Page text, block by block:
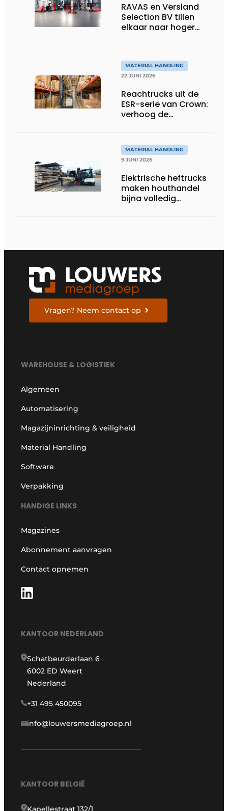
RAVAS en Versland
Selection BV tillen
elkaar naar hoger
heftruckvorken
MATERIAL HANDLING
22 JUNI 2026
Reachtrucks uit de
ESR-serie van Crown:
verhoog de
MATERIAL HANDLING
9 JUNI 2026
Elektrische heftrucks
maken houthandel
bijna volledig
Vragen? Neem contact op
WAREHOUSE & LOGISTIEK
Algemeen
Automatisering
Magazijninrichting & veiligheid
Material Handling
Software
Verpakking
HANDIGE LINKS
Magazines
Abonnement aanvragen
Contact opnemen
KANTOOR NEDERLAND
Schatbeurderlaan 6
6002 ED Weert
Nederland
+31 495 450095
info@louwersmediagroep.nl
KANTOOR BELGIË
Kapellestraat 132/1